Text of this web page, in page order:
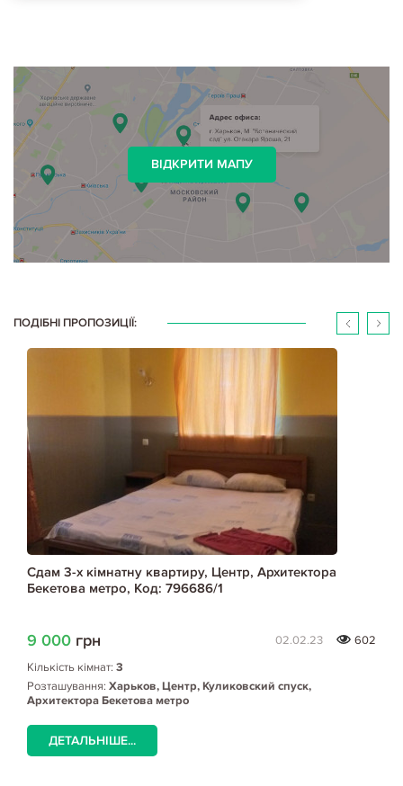
ВІДКРИТИ МАПУ
ПОДІБНІ ПРОПОЗИЦІЇ:
Сдам 3-х кімнатну квартиру, Центр, Архитектора
Бекетова метро, Код: 796686/1
9 000 грн 02.02.23
602
Кількість кімнат: 3
Розташування: Харьков, Центр, Куликовский спуск,
Архитектора Бекетова метро
ДЕТАЛЬНІШЕ...